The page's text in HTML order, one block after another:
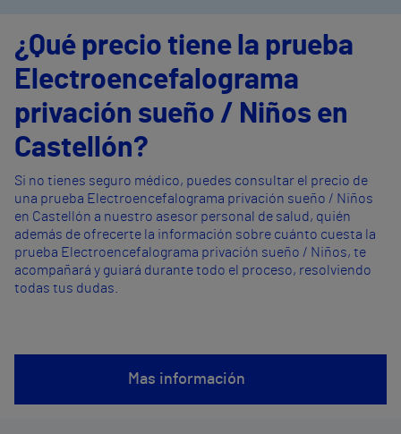
¿Qué precio tiene la prueba
Electroencefalograma
privación sueño / Niños en
Castellón?
Si no tienes seguro médico, puedes consultar el precio de
una prueba Electroencefalograma privación sueño / Niños
en Castellón a nuestro asesor personal de salud, quién
además de ofrecerte la información sobre cuánto cuesta la
prueba Electroencefalograma privación sueño / Niños, te
acompañará y guiará durante todo el proceso, resolviendo
todas tus dudas.
Mas información